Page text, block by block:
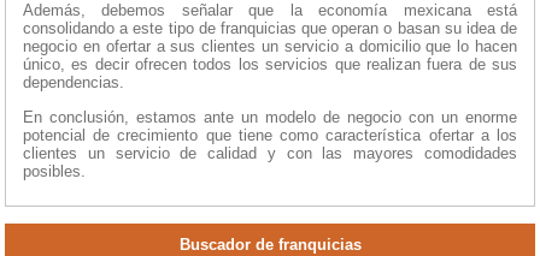
Además, debemos señalar que la economía mexicana está
consolidando a este tipo de franquicias que operan o basan su idea de
negocio en ofertar a sus clientes un servicio a domicilio que lo hacen
único, es decir ofrecen todos los servicios que realizan fuera de sus
dependencias.
En conclusión, estamos ante un modelo de negocio con un enorme
potencial de crecimiento que tiene como característica ofertar a los
clientes un servicio de calidad y con las mayores comodidades
posibles.
Buscador de franquicias